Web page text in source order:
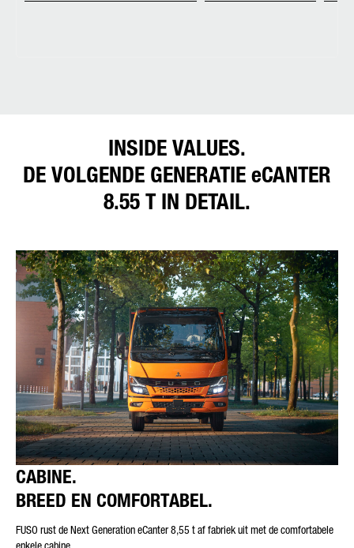
INSIDE VALUES.
DE VOLGENDE GENERATIE eCANTER
8.55 T IN DETAIL.
CABINE.
BREED EN COMFORTABEL.
FUSO rust de Next Generation eCanter 8,55 t af fabriek uit met de comfortabele